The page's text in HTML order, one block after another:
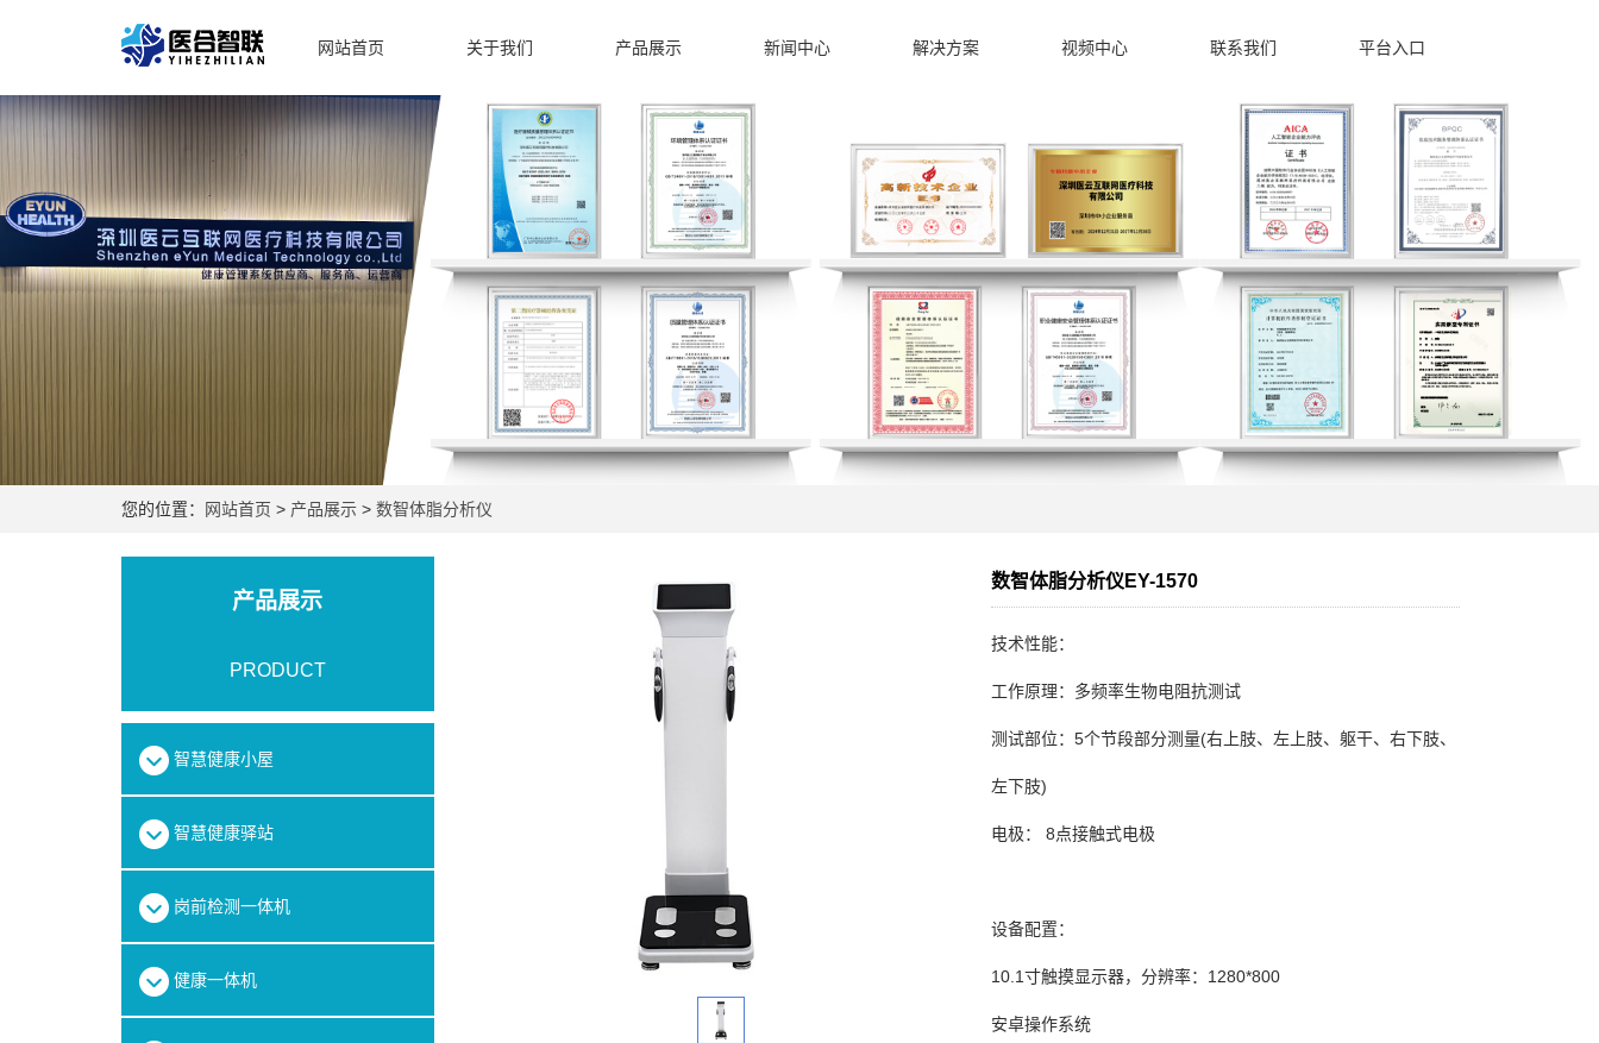
网站首页 关于我们 产品展示 新闻中心 解决方案 视频中心 联系我们 平台入口
您的位置： 网站首页 > 产品展示 > 数智体脂分析仪
数智体脂分析仪EY-1570
技术性能：
工作原理：多频率生物电阻抗测试
测试部位：5个节段部分测量(右上肢、左上肢、躯干、右下肢、
左下肢)
电极： 8点接触式电极
设备配置：
10.1寸触摸显示器，分辨率：1280*800
安卓操作系统
产品展示
PRODUCT
智慧健康小屋
智慧健康驿站
岗前检测一体机
健康一体机